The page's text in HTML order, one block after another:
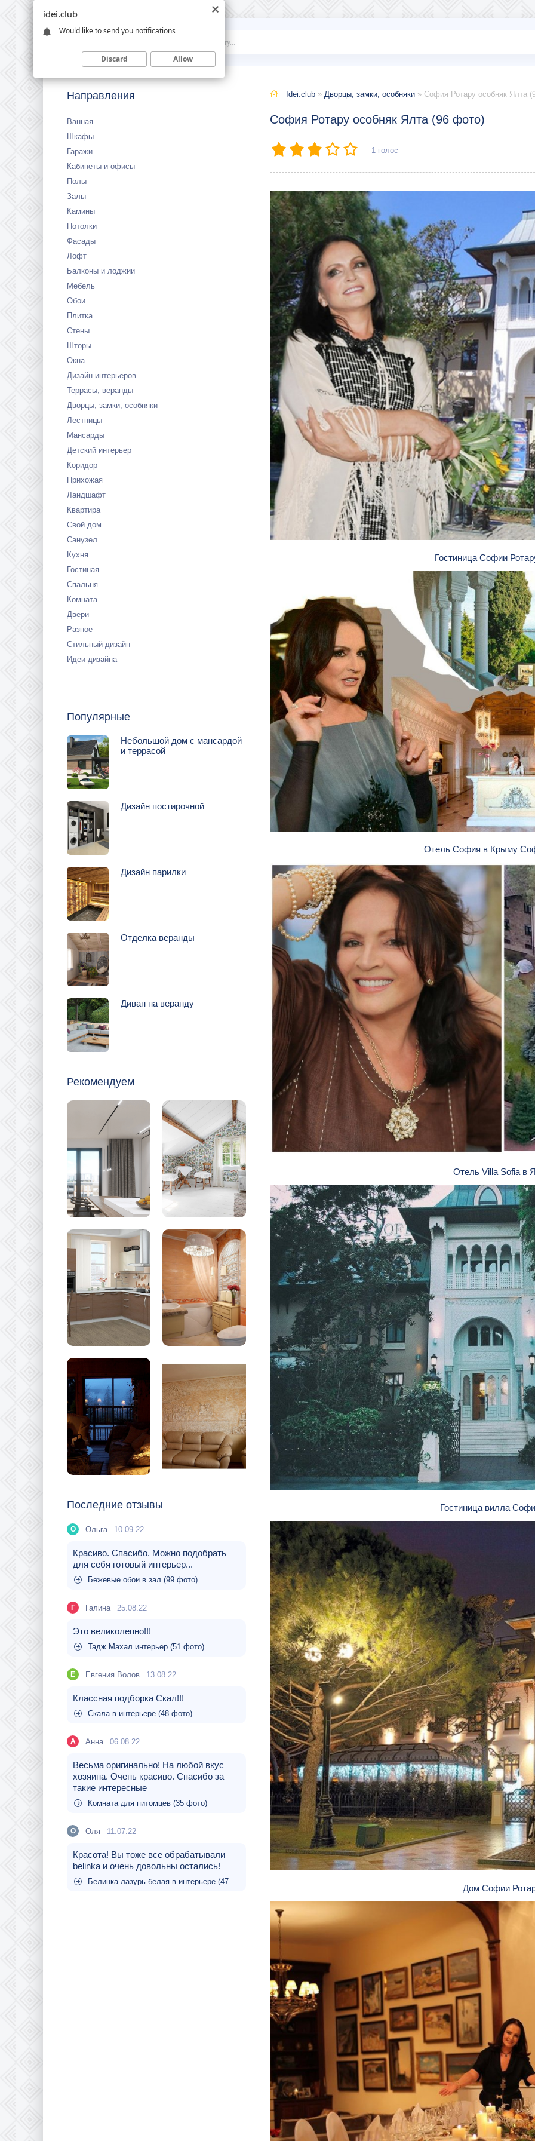
Idei
Направления
Ванная
Шкафы
Гаражи
Кабинеты и офисы
Полы
Залы
Камины
Потолки
Фасады
Лофт
Балконы и лоджии
Мебель
Обои
Плитка
Стены
Шторы
Окна
Дизайн интерьеров
Террасы, веранды
Дворцы, замки, особняки
Лестницы
Мансарды
Детский интерьер
Коридор
Прихожая
Ландшафт
Квартира
Свой дом
Санузел
Кухня
Гостиная
Спальня
Комната
Двери
Разное
Стильный дизайн
Идеи дизайна
Популярные
Небольшой дом с мансардой
и террасой
Дизайн постирочной
Дизайн парилки
Отделка веранды
Диван на веранду
Рекомендуем
Последние отзывы
О Ольга 10.09.22
Красиво. Спасибо. Можно подобрать
для себя готовый интерьер...
Бежевые обои в зал (99 фото)
Г Галина 25.08.22
Это великолепно!!!
Тадж Махал интерьер (51 фото)
Е Евгения Волов 13.08.22
Классная подборка Скал!!!
Скала в интерьере (48 фото)
A Aнна 06.08.22
Весьма оригинально! На любой вкус
хозяина. Очень красиво. Спасибо за
такие интересные
Комната для питомцев (35 фото)
О Оля 11.07.22
Красота! Вы тоже все обрабатывали
belinka и очень довольны остались!
Белинка лазурь белая в интерьере (47 фото)
Idei.club » Дворцы, замки, особняки » София Ротару особняк Ялта
София Ротару особняк Ялта (96 фото)
1 голос
Гостиница Софии
Отель София в Крыму
Отель Villa Sofia в
Гостиница вилла
Дом Софии
idei.club
Would like to send you notifications
Discard Allow